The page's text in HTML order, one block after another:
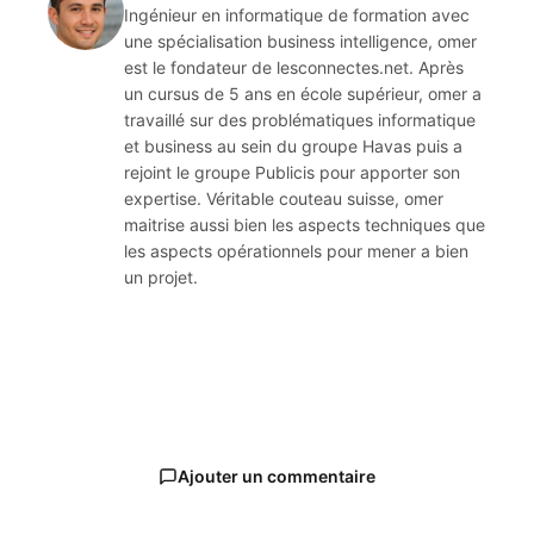
Ingénieur en informatique de formation avec
une spécialisation business intelligence, omer
est le fondateur de lesconnectes.net. Après
un cursus de 5 ans en école supérieur, omer a
travaillé sur des problématiques informatique
et business au sein du groupe Havas puis a
rejoint le groupe Publicis pour apporter son
expertise. Véritable couteau suisse, omer
maitrise aussi bien les aspects techniques que
les aspects opérationnels pour mener a bien
un projet.
Ajouter un commentaire